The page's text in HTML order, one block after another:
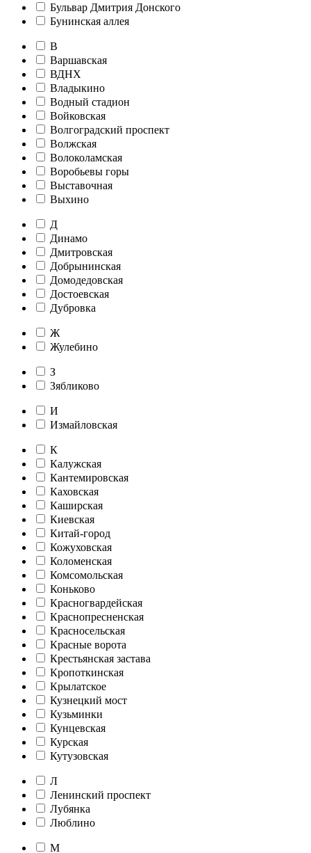
Бульвар Дмитрия Донского
Бунинская аллея
В
Варшавская
ВДНХ
Владыкино
Водный стадион
Войковская
Волгоградский проспект
Волжская
Волоколамская
Воробьевы горы
Выставочная
Выхино
Д
Динамо
Дмитровская
Добрынинская
Домодедовская
Достоевская
Дубровка
Ж
Жулебино
З
Зябликово
И
Измайловская
К
Калужская
Кантемировская
Каховская
Каширская
Киевская
Китай-город
Кожуховская
Коломенская
Комсомольская
Коньково
Красногвардейская
Краснопресненская
Красносельская
Красные ворота
Крестьянская застава
Кропоткинская
Крылатское
Кузнецкий мост
Кузьминки
Кунцевская
Курская
Кутузовская
Л
Ленинский проспект
Лубянка
Люблино
М